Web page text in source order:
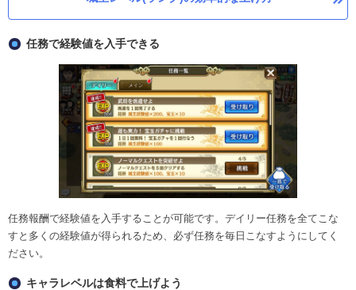
任務で経験値を入手できる
任務報酬で経験値を入手することが可能です。デイリー任務を全てこな
すと多くの経験値が得られるため、必ず任務を毎日こなすようにしてく
ださい。
キャラレベルは食料で上げよう